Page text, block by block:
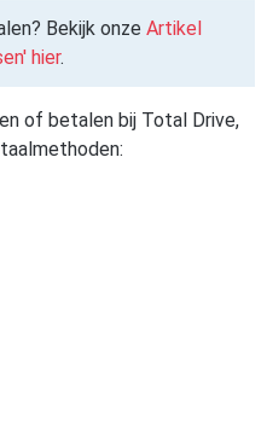
Bekijk onze Artikel
hier.
of betalen bij Total Drive,